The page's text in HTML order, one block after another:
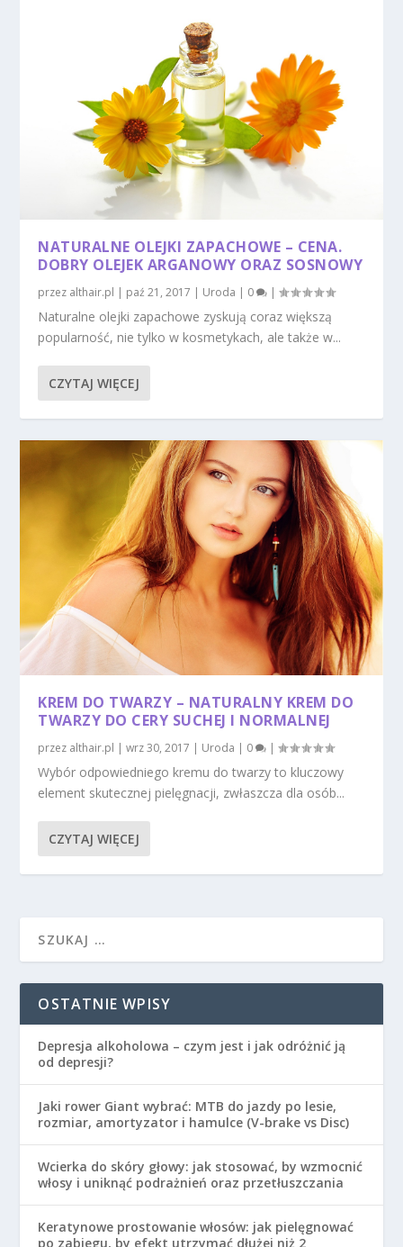
NATURALNE OLEJKI ZAPACHOWE – CENA.
DOBRY OLEJEK ARGANOWY ORAZ SOSNOWY
przez althair.pl | paź 21, 2017 | Uroda | 0 |
Naturalne olejki zapachowe zyskują coraz większą
popularność, nie tylko w kosmetykach, ale także w...
CZYTAJ WIĘCEJ
KREM DO TWARZY – NATURALNY KREM DO
TWARZY DO CERY SUCHEJ I NORMALNEJ
przez althair.pl |wrz 30, 2017 | Uroda | 0 |
Wybór odpowiedniego kremu do twarzy to kluczowy
element skutecznej pielęgnacji, zwłaszcza dla osób...
CZYTAJ WIĘCEJ
OSTATNIE WPISY
Depresja alkoholowa – czym jest i jak odróżnić ją
od depresji?
Jaki rower Giant wybrać: MTB do jazdy po lesie,
rozmiar, amortyzator i hamulce (V-brake vs Disc)
Wcierka do skóry głowy: jak stosować, by wzmocnić
włosy i uniknąć podrażnień oraz przetłuszczania
Keratynowe prostowanie włosów: jak pielęgnować
po zabiegu, by efekt utrzymać dłużej niż 2